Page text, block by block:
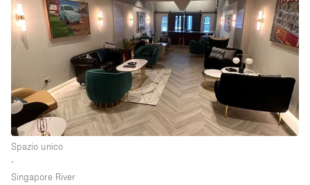
Spazio unico
∙
Singapore River